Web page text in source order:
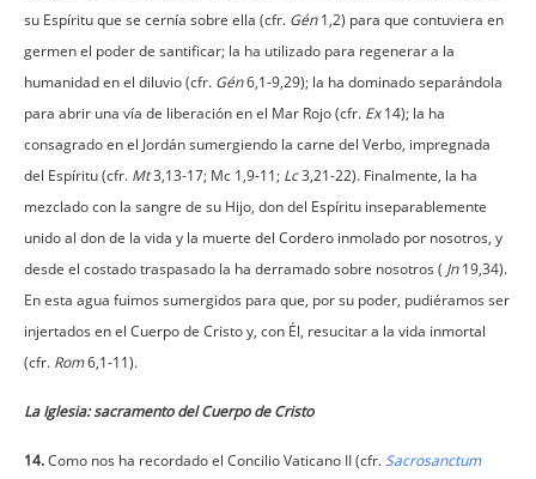
su Espíritu que se cernía sobre ella (cfr. Gén1,2) para que contuviera en
germen el poder de santificar; la ha utilizado para regenerar a la
humanidad en el diluvio (cfr. Gén6,1-9,29); la ha dominado separándola
para abrir una vía de liberación en el Mar Rojo (cfr. Ex14); la ha
consagrado en el Jordán sumergiendo la carne del Verbo, impregnada
del Espíritu (cfr. Mt3,13-17; Mc 1,9-11; Lc3,21-22). Finalmente, la ha
mezclado con la sangre de su Hijo, don del Espíritu inseparablemente
unido al don de la vida y la muerte del Cordero inmolado por nosotros, y
desde el costado traspasado la ha derramado sobre nosotros ( Jn19,34).
En esta agua fuimos sumergidos para que, por su poder, pudiéramos ser
injertados en el Cuerpo de Cristo y, con Él, resucitar a la vida inmortal
(cfr. Rom6,1-11).
La Iglesia: sacramento del Cuerpo de Cristo
14.Como nos ha recordado el Concilio Vaticano II (cfr.Sacrosanctum